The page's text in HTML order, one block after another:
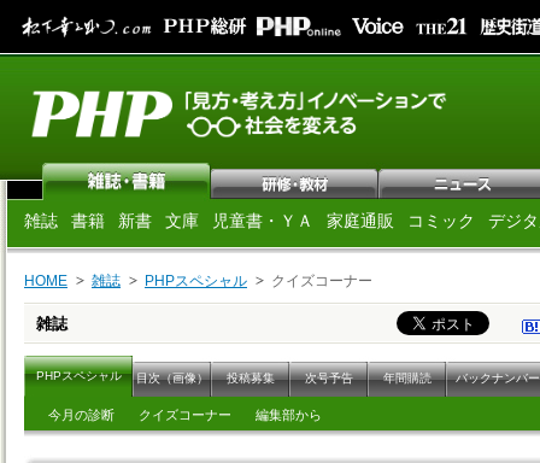
雑誌 書籍 新書 文庫 児童書・ＹＡ 家庭通販 コミック デジ
HOME 雑誌 PHPスペシャル クイズコーナー
雑誌
PHPスペシャル 目次（画像） 投稿募集 次号予告 年間購読 バックナンバー
今月の診断 クイズコーナー 編集部から